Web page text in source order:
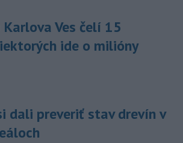
Ves čelí 15
ide o milióny
dali preveriť stav drevín v